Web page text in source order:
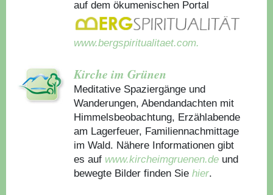
auf dem ökumenischen Portal
www.bergspiritualitaet.com.
Kirche im Grünen
Meditative Spaziergänge und
Wanderungen, Abendandachten mit
Himmelsbeobachtung, Erzählabende
am Lagerfeuer, Familiennachmittage
im Wald. Nähere Informationen gibt
es auf www.kircheimgruenen.de und
bewegte Bilder finden Sie hier.